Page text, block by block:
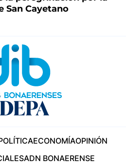
San Cayetano
ECONOMÍAOPINIÓN
ADN BONAERENSE